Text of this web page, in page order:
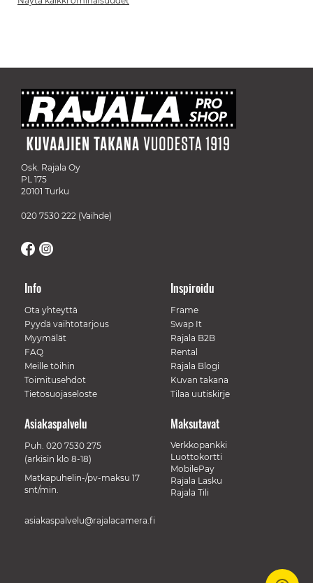
Osk. Rajala Oy
PL 175
20101 Turku
020 7530 222 (Vaihde)
Info
Ota yhteyttä
Pyydä vaihtotarjous
Myymälät
FAQ
Meille töihin
Toimitusehdot
Tietosuojaseloste
Inspiroidu
Frame
Swap It
Rajala B2B
Rental
Rajala Blogi
Kuvan takana
Tilaa uutiskirje
Maksutavat
Verkkopankki
Luottokortti
MobilePay
Rajala Lasku
Rajala Tili
Asiakaspalvelu
Puh. 020 7530 275
(arkisin klo 8-18)
Matkapuhelin-/pv-maksu 17
snt/min.
asiakaspalvelu@rajalacamera.fi